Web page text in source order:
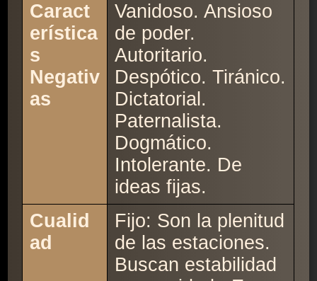
Caract
erística
s
Negativ
as
Vanidoso. Ansioso
de poder.
Autoritario.
Despótico. Tiránico.
Dictatorial.
Paternalista.
Dogmático.
Intolerante. De
ideas fijas.
Cualid
ad
Fijo: Son la plenitud
de las estaciones.
Buscan estabilidad